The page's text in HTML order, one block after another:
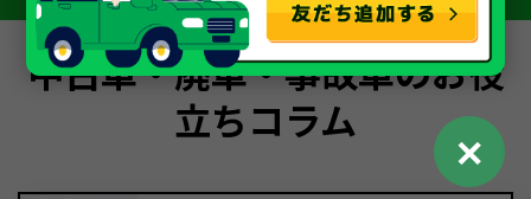
中古車・廃車・事故車のお役
立ちコラム
✕